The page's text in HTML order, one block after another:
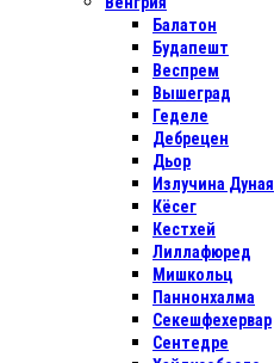
Балатон
Будапешт
Веспрем
Вышеград
Геделе
Дебрецен
Дьор
Излучина Дуная
Кёсег
Кестхей
Лиллафюред
Мишкольц
Паннонхалма
Секешфехервар
Сентедре